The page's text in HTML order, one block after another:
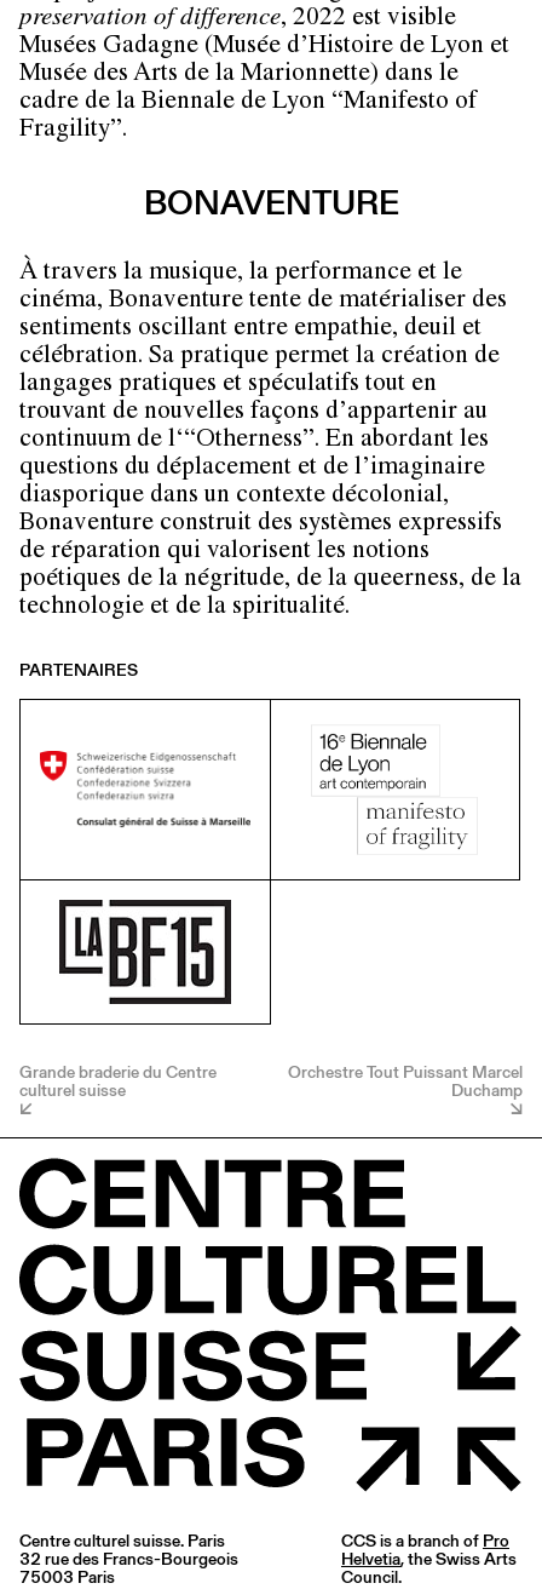
preservation of difference, 2022 est visible
Musées Gadagne (Musée d’Histoire de Lyon et
Musée des Arts de la Marionnette) dans le
cadre de la Biennale de Lyon “Manifesto of
Fragility”.
BONAVENTURE
À travers la musique, la performance et le
cinéma, Bonaventure tente de matérialiser des
sentiments oscillant entre empathie, deuil et
célébration. Sa pratique permet la création de
langages pratiques et spéculatifs tout en
trouvant de nouvelles façons d’appartenir au
continuum de l‘“Otherness”. En abordant les
questions du déplacement et de l’imaginaire
diasporique dans un contexte décolonial,
Bonaventure construit des systèmes expressifs
de réparation qui valorisent les notions
poétiques de la négritude, de la queerness, de la
technologie et de la spiritualité.
PARTENAIRES
Grande braderie du Centre
culturel suisse
Orchestre Tout Puissant Marcel
Duchamp
Centre culturel suisse. Paris
32 rue des Francs-Bourgeois
75003 Paris
CCS is a branch of Pro
Helvetia, the Swiss Arts
Council.